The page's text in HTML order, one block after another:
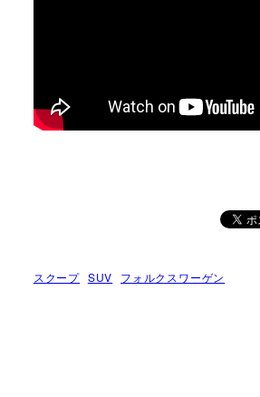
スクープ SUV フォルクスワーゲン